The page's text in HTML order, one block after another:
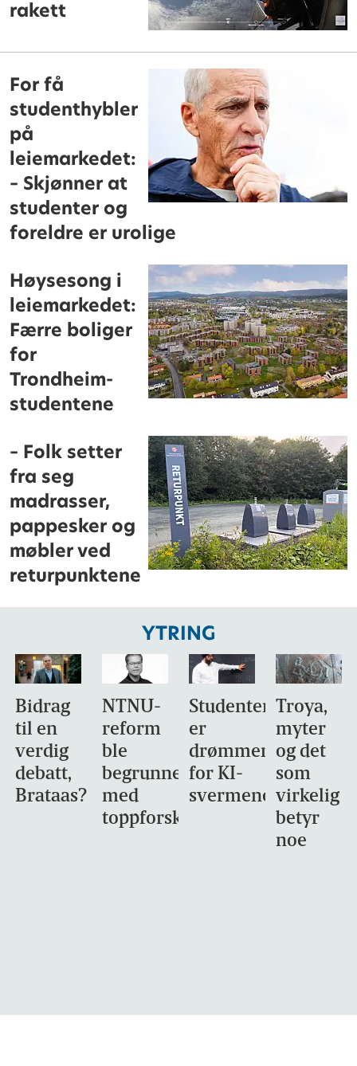
rakett
For få
studenthybler
på
leiemarkedet:
– Skjønner at
studenter og
foreldre er urolige
Høysesong i
leiemarkedet:
Færre boliger
for
Trondheim-
studentene
– Folk setter
fra seg
madrasser,
pappesker og
møbler ved
returpunktene
YTRING
Bidrag
til en
verdig
debatt,
Brataas?
NTNU-
reform
ble
begrunnet
med
toppforskning
Studentene
er
drømmemålet
for KI-
svermene
Troya,
myter
og det
som
virkelig
betyr
noe